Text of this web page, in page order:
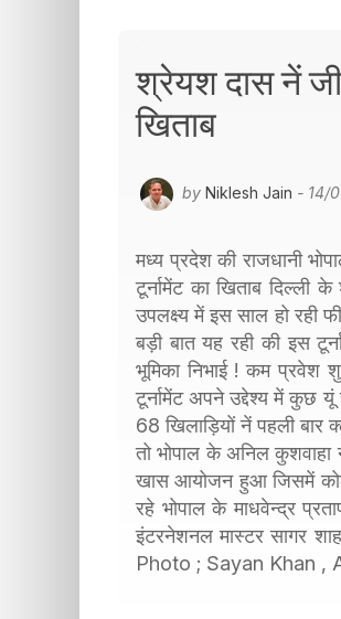
श्रेयश दास नें
खिताब
by Niklesh Jain - 14/
मध्य प्रदेश की राजधानी
टूर्नामेंट का खिताब
उपलक्ष्य में इस साल हो रही
बड़ी बात यह रही की इस
भूमिका निभाई ! कम प्रवेश
टूर्नामेंट अपने उद्देश्य में कुछ
68 खिलाड़ियों नें पहली बार
तो भोपाल के अनिल
खास आयोजन हुआ जिसमें
रहे भोपाल के माधवेन्द्र
इंटरनेशनल मास्टर सागर
Photo ; Sayan Khan ,